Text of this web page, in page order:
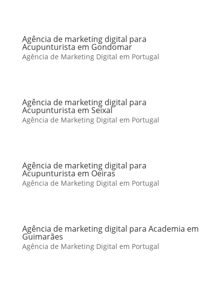
Agência de marketing digital para
Acupunturista em Gondomar
Agência de Marketing Digital em Portugal
Agência de marketing digital para
Acupunturista em Seixal
Agência de Marketing Digital em Portugal
Agência de marketing digital para
Acupunturista em Oeiras
Agência de Marketing Digital em Portugal
Agência de marketing digital para Academia em
Guimarães
Agência de Marketing Digital em Portugal